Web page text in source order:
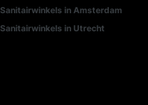
Sanitairwinkels in Amsterdam
Sanitairwinkels in Utrecht